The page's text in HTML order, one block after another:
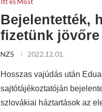
Bejelentették,
fizetünk
NZS 2022.12.01.
Hosszas vajúdás után
sajtótájékoztatóján
szlovákiai háztartások az